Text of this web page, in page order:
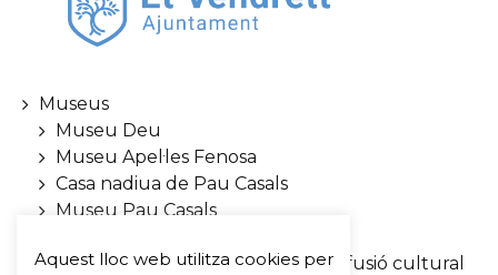
Museus
Museu Deu
Museu Apel·les Fenosa
Casa nadiua de Pau Casals
Museu Pau Casals
Sala Portal del Pardo. Espai de difusió cultural
Aquest lloc web utilitza cookies per